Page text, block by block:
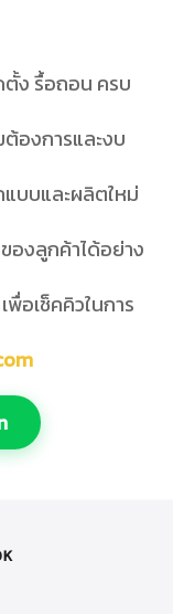
ง รื้อถอน ครบ
องการและงบ
บบและผลิตใหม่
องลูกค้าได้อย่าง
อเช็คคิวในการ